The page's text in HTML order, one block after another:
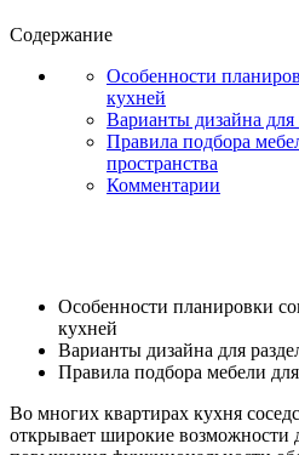
Содержание
Особенности
кухней
Варианты дизайна для
Правила подбора
пространства
Комментарии
Особенности планировки
кухней
Варианты дизайна для
Правила подбора мебели
Во многих квартирах кухня
открывает широкие возможности